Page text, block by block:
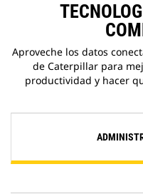
Aproveche los datos
de Caterpillar para
productividad y hacer